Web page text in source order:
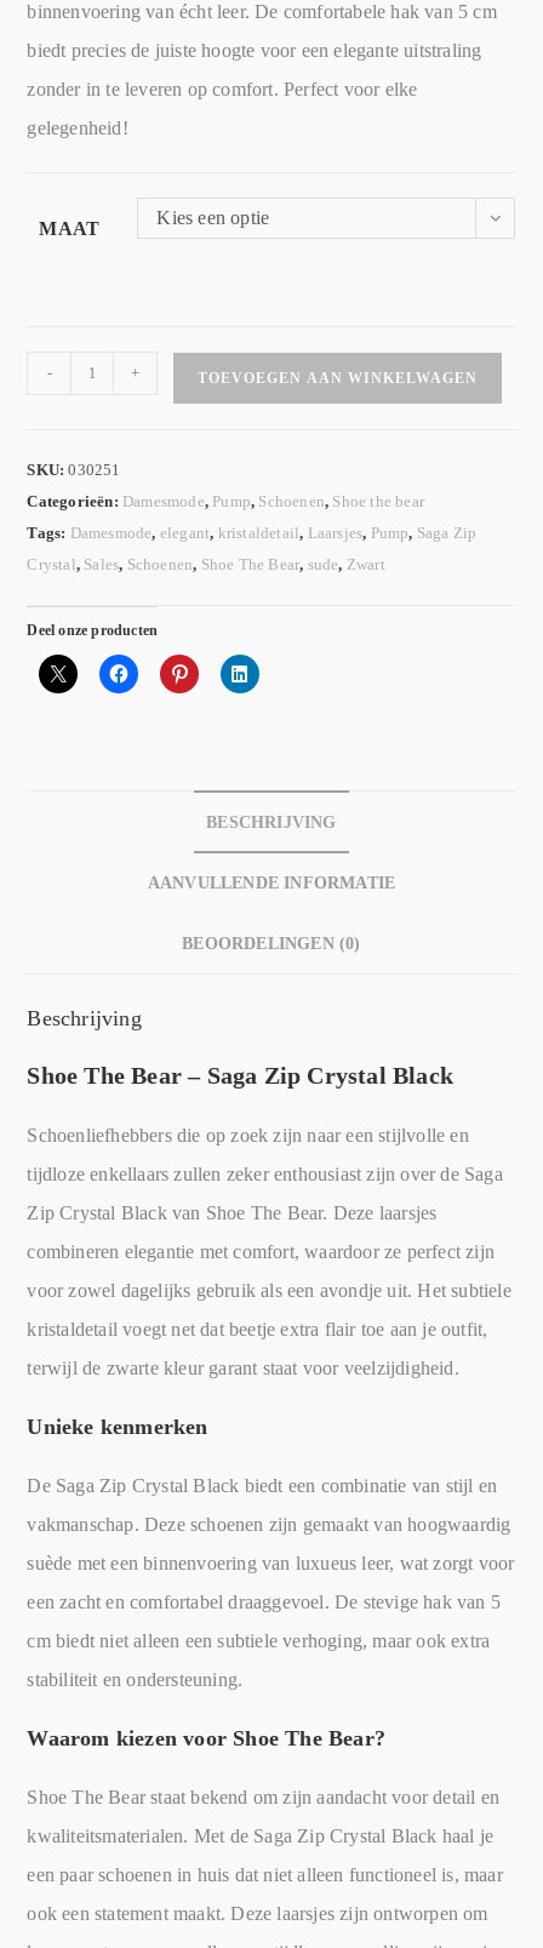
binnenvoering van écht leer. De comfortabele hak van 5 cm
biedt precies de juiste hoogte voor een elegante uitstraling
zonder in te leveren op comfort. Perfect voor elke
gelegenheid!
MAAT
Kies een optie
- + TOEVOEGEN AAN WINKELWAGEN
SKU:030251
Categorieën: Damesmode, Pump, Schoenen, Shoe the bear
Tags: Damesmode, elegant, kristaldetail, Laarsjes, Pump, Saga Zip
Crystal, Sales, Schoenen, Shoe The Bear, sude, Zwart
Deel onze producten
BESCHRIJVING
AANVULLENDE INFORMATIE
BEOORDELINGEN (0)
Beschrijving
Shoe The Bear – Saga Zip Crystal Black
Schoenliefhebbers die op zoek zijn naar een stijlvolle en
tijdloze enkellaars zullen zeker enthousiast zijn over de Saga
Zip Crystal Black van Shoe The Bear. Deze laarsjes
combineren elegantie met comfort, waardoor ze perfect zijn
voor zowel dagelijks gebruik als een avondje uit. Het subtiele
kristaldetail voegt net dat beetje extra flair toe aan je outfit,
terwijl de zwarte kleur garant staat voor veelzijdigheid.
Unieke kenmerken
De Saga Zip Crystal Black biedt een combinatie van stijl en
vakmanschap. Deze schoenen zijn gemaakt van hoogwaardig
suède met een binnenvoering van luxueus leer, wat zorgt voor
een zacht en comfortabel draaggevoel. De stevige hak van 5
cm biedt niet alleen een subtiele verhoging, maar ook extra
stabiliteit en ondersteuning.
Waarom kiezen voor Shoe The Bear?
Shoe The Bear staat bekend om zijn aandacht voor detail en
kwaliteitsmaterialen. Met de Saga Zip Crystal Black haal je
een paar schoenen in huis dat niet alleen functioneel is, maar
ook een statement maakt. Deze laarsjes zijn ontworpen om